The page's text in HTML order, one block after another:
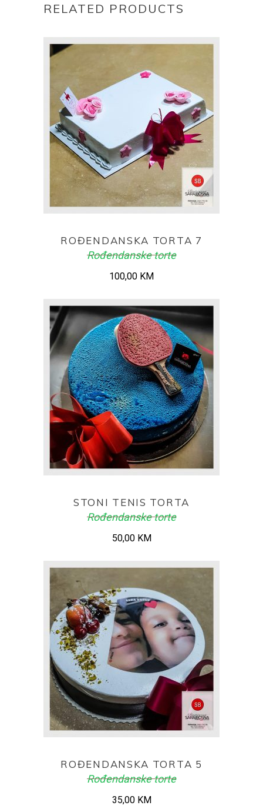
RELATED PRODUCTS
ROĐENDANSKA TORTA 7
Rođendanske torte
100,00 KM
STONI TENIS TORTA
Rođendanske torte
50,00 KM
ROĐENDANSKA TORTA 5
Rođendanske torte
35,00 KM